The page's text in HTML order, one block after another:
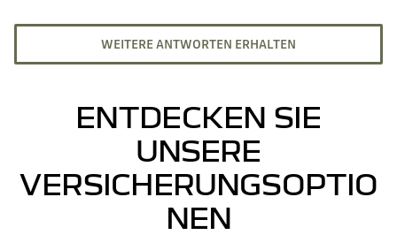
von Dacia zur Verfügung, darunter auch Elektrofahrzeuge wie der Dacia
WEITERE ANTWORTEN ERHALTEN
ENTDECKEN SIE
UNSERE
VERSICHERUNGSOPTIO
NEN